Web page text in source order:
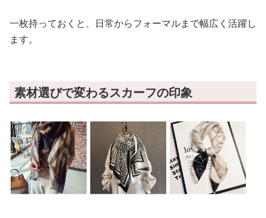
一枚持っておくと、日常からフォーマルまで幅広く活躍し
ます。
素材選びで変わるスカーフの印象